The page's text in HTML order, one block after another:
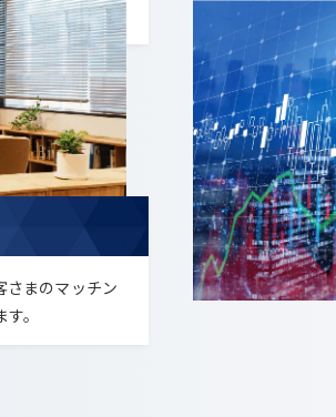
。
さまのマッチン
。